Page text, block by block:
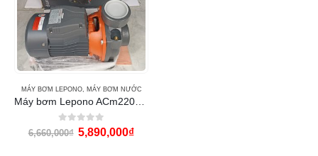
MÁY BƠM LEPONO, MÁY BƠM NƯỚC
0out of 5
6,660,000₫ 5,890,000₫